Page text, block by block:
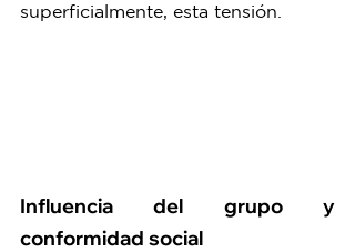
superficialmente, esta tensión.
Influencia del grupo y
conformidad social